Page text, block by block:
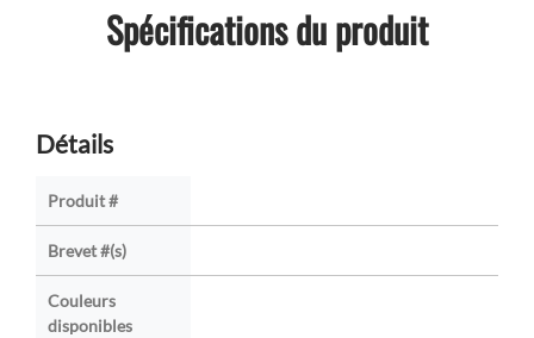
Spécifications du produit
Détails
Produit #
Brevet #(s)
Couleurs
disponibles